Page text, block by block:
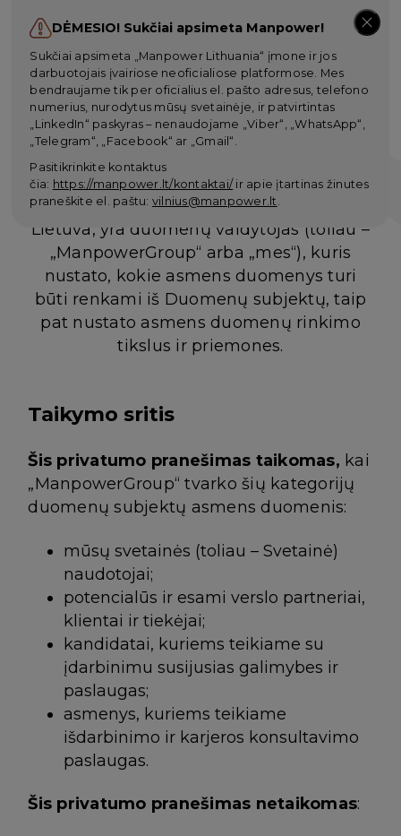
DĖMESIO! Sukčiai apsimeta Manpower!
Sukčiai apsimeta „Manpower Lithuania“ įmone ir jos
darbuotojais įvairiose neoficialiose platformose. Mes
bendraujame tik per oficialius el. pašto adresus, telefono
numerius, nurodytus mūsų svetainėje, ir patvirtintas
„LinkedIn“ paskyras – nenaudojame „Viber“, „WhatsApp“,
„Telegram“, „Facebook“ ar „Gmail“.
Pasitikrinkite kontaktus
čia: https://manpower.lt/kontaktai/ ir apie įtartinas žinutes
praneškite el. paštu: vilnius@manpower.lt.
Privatumo pranešimas
Paskutinį kartą atnaujinta 2024 m.
rugpjūčio mėn.
UAB „Manpower Lit“, kurios registruota
buveinė yra Šeimyniškių g. 3, Vilnius,
Lietuva, yra duomenų valdytojas (toliau –
„ManpowerGroup“ arba „mes“), kuris
nustato, kokie asmens duomenys turi
būti renkami iš Duomenų subjektų, taip
pat nustato asmens duomenų rinkimo
tikslus ir priemones.
Taikymo sritis
Šis privatumo pranešimas taikomas, kai
„ManpowerGroup“ tvarko šių kategorijų
duomenų subjektų asmens duomenis:
mūsų svetainės (toliau – Svetainė)
naudotojai;
potencialūs ir esami verslo partneriai,
klientai ir tiekėjai;
kandidatai, kuriems teikiame su
įdarbinimu susijusias galimybes ir
paslaugas;
asmenys, kuriems teikiame
išdarbinimo ir karjeros konsultavimo
paslaugas.
Šis privatumo pranešimas netaikomas: